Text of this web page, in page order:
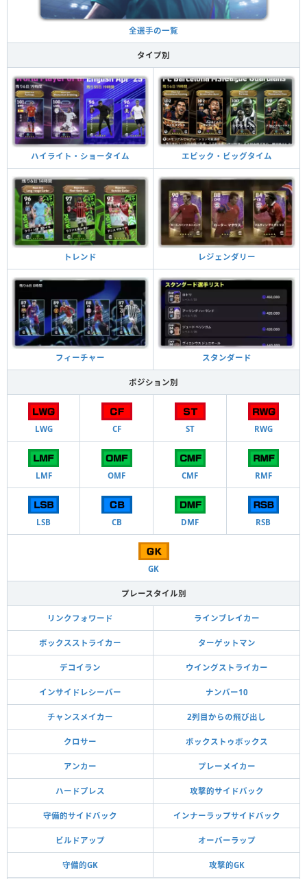
全選手の一覧
タイプ別
ハイライト・ショータイム エピック・ビッグタイム
トレンド レジェンダリー
フィーチャー スタンダード
ポジション別
LWG CF ST RWG
LMF OMF CMF RMF
LSB CB DMF RSB
GK
プレースタイル別
リンクフォワード ラインブレイカー
ボックスストライカー ターゲットマン
デコイラン ウイングストライカー
インサイドレシーバー ナンバー10
チャンスメイカー 2列目からの飛び出し
クロサー ボックストゥボックス
アンカー プレーメイカー
ハードプレス 攻撃的サイドバック
守備的サイドバック インナーラップサイドバック
ビルドアップ オーバーラップ
守備的GK 攻撃的GK